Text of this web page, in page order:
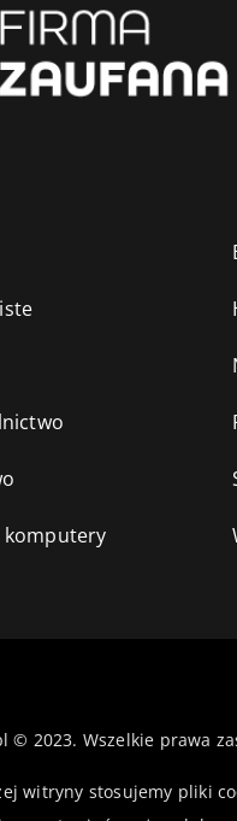
komputery
© 2023. Wszelkie prawa
witryny stosujemy pliki